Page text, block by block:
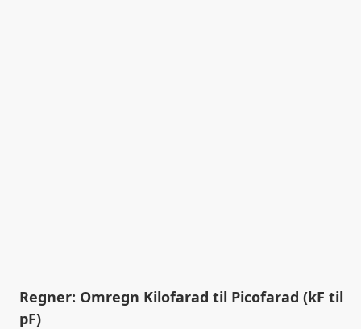
Regner: Omregn Kilofarad til Picofarad (kF til
pF)